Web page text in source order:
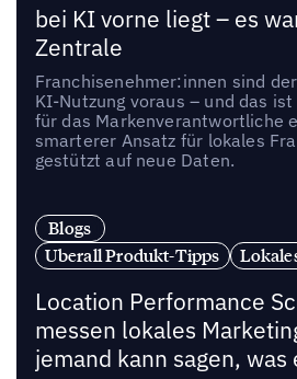
bei KI vorne liegt – es
Zentrale
Franchisenehmer:innen sind
KI-Nutzung voraus – und das
für das Markenverantwortliche
smarterer Ansatz für lokales
gestützt auf neue Daten.
Blogs
Uberall Produkt-Tipps
Location Performance
messen lokales
jemand kann sagen,